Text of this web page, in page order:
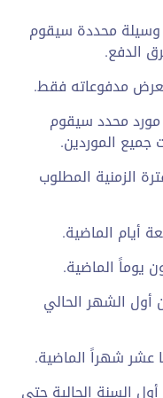
وسيلة محددة سيقوم
الدفع.
مدفوعاته فقط.
مورد محدد سيقوم
جميع الموردين.
الزمنية المطلوب
أيام الماضية.
يوماً الماضية.
أول الشهر الحالي
عشر شهراً الماضية.
السنة الحالية حتى